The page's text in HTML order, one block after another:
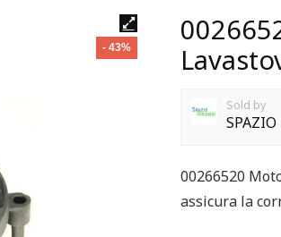
- 43%
Sold by
00266520
assicura la